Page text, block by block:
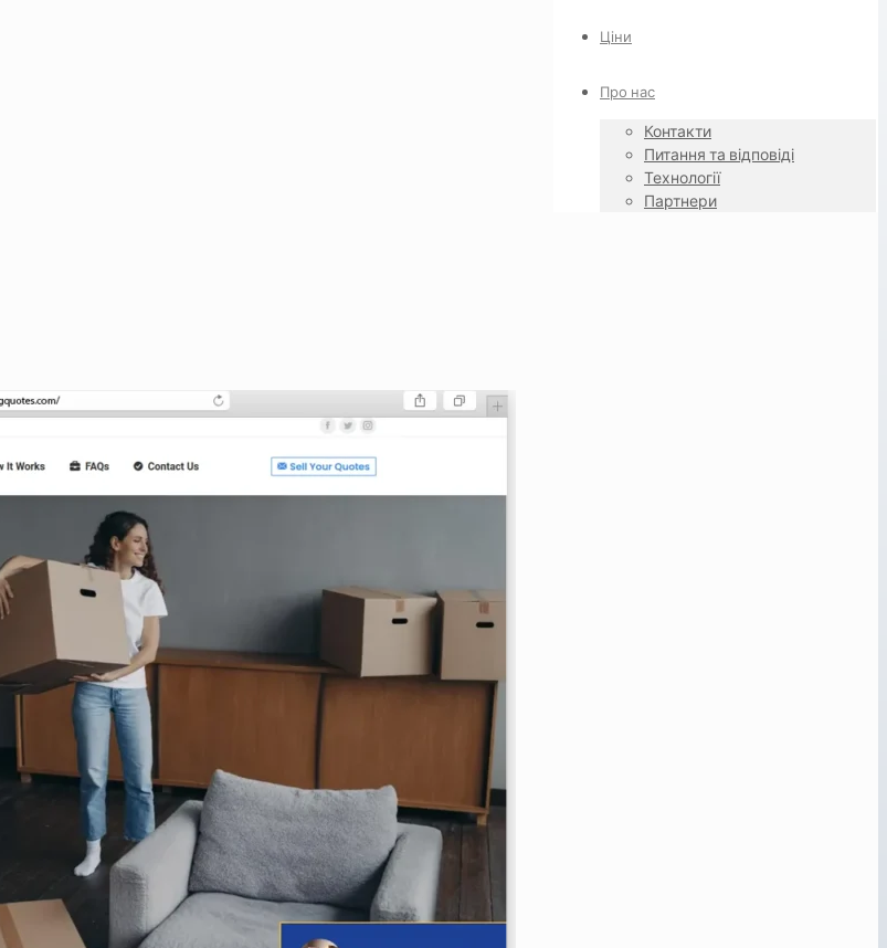
Ціни
Про нас
Контакти
Питання та відповіді
Технології
Партнери